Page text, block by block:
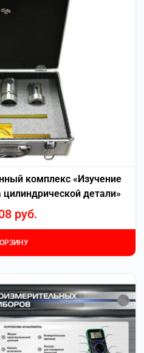
комплекс «Изучение
детали»
руб.